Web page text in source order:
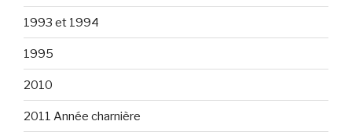
1993 et 1994
1995
2010
2011 Année charnière